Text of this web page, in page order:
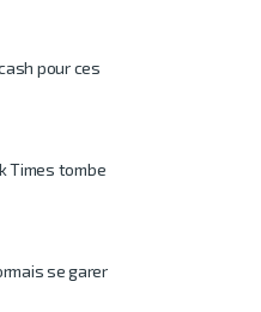
pour ces
Times tombe
se garer